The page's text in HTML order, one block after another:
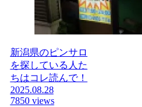
新潟県のピンサロ
を探している人た
ちはコレ読んで！
2025.08.28
7850 views